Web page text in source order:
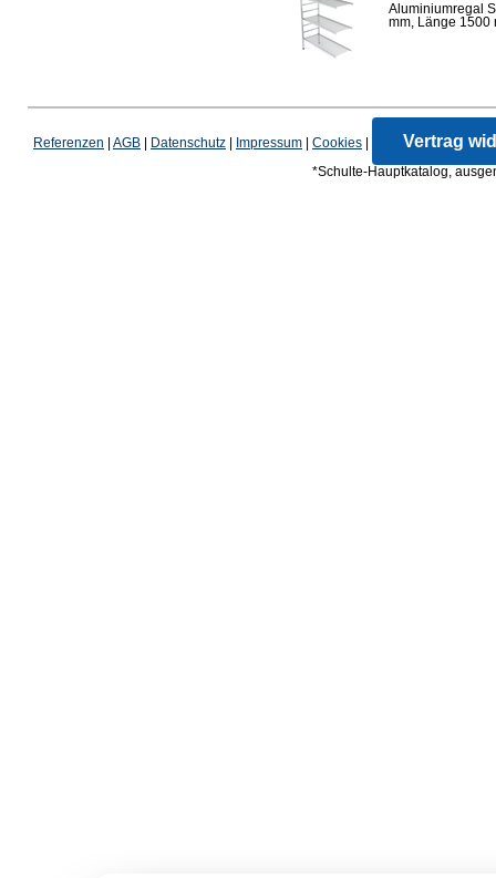
Aluminiumregal
mm, Länge 1500
Referenzen AGB Datenschutz Impressum Cookies Vertrag
*Schulte-Hauptkatalog,